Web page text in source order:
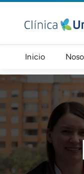
Pasar al contenido
Navegación
Inicio
Imagen